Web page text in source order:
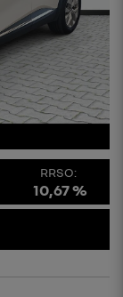
RRSO:
10,67 %